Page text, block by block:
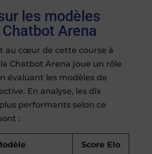
les modèles
Arena
au cœur de cette course à
la Chatbot Arena joue un rôle
évaluant les modèles de
En analyse, les dix
performants selon ce
:
Score Elo